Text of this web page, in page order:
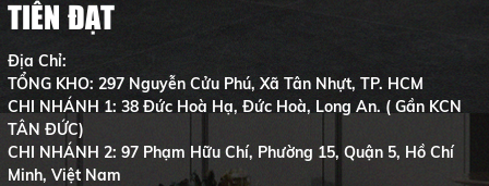
TIẾN ĐẠT
Địa Chỉ:
TỔNG KHO: 297 Nguyễn Cửu Phú, Xã Tân Nhựt, TP. HCM
CHI NHÁNH 1: 38 Đức Hoà Hạ, Đức Hoà, Long An. ( Gần KCN
TÂN ĐỨC)
CHI NHÁNH 2: 97 Phạm Hữu Chí, Phường 15, Quận 5, Hồ Chí
Minh, Việt Nam